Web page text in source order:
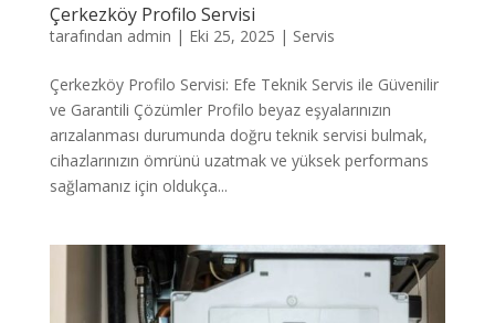
Çerkezköy Profilo Servisi
tarafından admin | Eki 25, 2025 | Servis
Çerkezköy Profilo Servisi: Efe Teknik Servis ile Güvenilir
ve Garantili Çözümler Profilo beyaz eşyalarınızın
arızalanması durumunda doğru teknik servisi bulmak,
cihazlarınızın ömrünü uzatmak ve yüksek performans
sağlamanız için oldukça...